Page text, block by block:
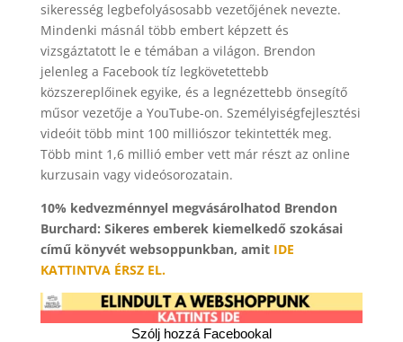
sikeresség legbefolyásosabb vezetőjének nevezte.
Mindenki másnál több embert képzett és
vizsgáztatott le e témában a világon. Brendon
jelenleg a Facebook tíz legkövetettebb
közszereplőinek egyike, és a legnézettebb önsegítő
műsor vezetője a YouTube-on. Személyiségfejlesztési
videóit több mint 100 milliószor tekintették meg.
Több mint 1,6 millió ember vett már részt az online
kurzusain vagy videósorozatain.
10% kedvezménnyel megvásárolhatod Brendon
Burchard: Sikeres emberek kiemelkedő szokásai
című könyvét websoppunkban, amit IDE
KATTINTVA ÉRSZ EL.
Szólj hozzá Facebookal